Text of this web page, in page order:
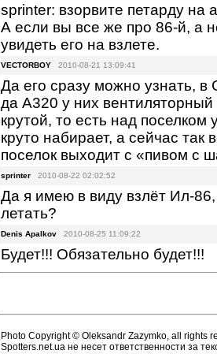
sprinter: взорвите петарду на
А если вы все же про 86-й, а
увидеть его на взлете.
VECTORBOY 2010-08-21 13:09:41
Да его сразу можно узнать,
да А320 у них вентиляторный
крутой, то есть над
круто набирает, а сейчас
поселок выходит с «пивом с
sprinter 2010-08-22 02:02:52
Да я имею в виду взлёт Ил-
летать?
Denis Apalkov 2010-08-25 11:09:22
Будет!!! Обязательно будет!!!
Photo Copyright © Oleksandr Zazymko, all rights
Spotters.net.ua не несет ответственности за